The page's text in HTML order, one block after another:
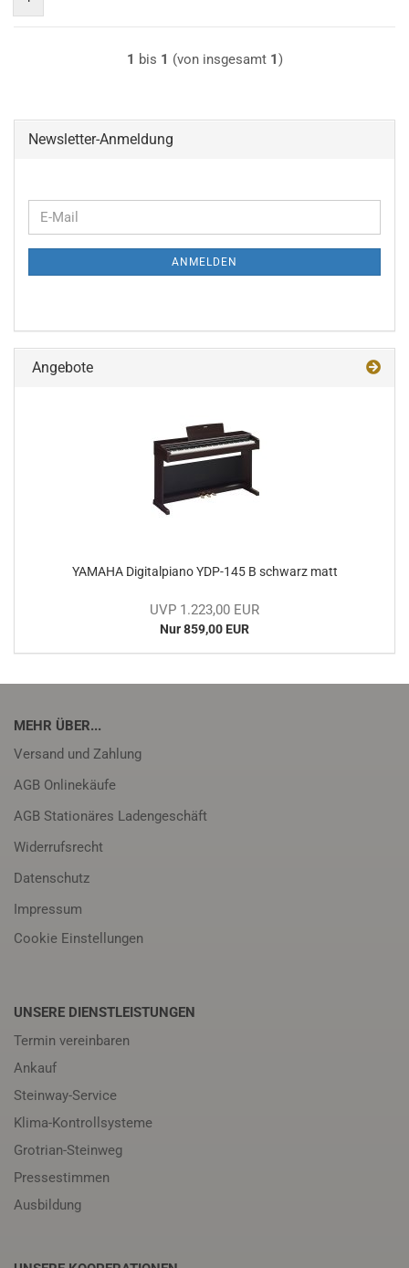
1 bis 1 (von insgesamt 1)
Newsletter-Anmeldung
WEITER
ZUR
NEWSLETTER-
E-
Mail
ANMELDEN
Angebote
YA­MA­HA Di­gi­tal­pia­no YDP-​145 B schwarz matt
UVP 1.223,00 EUR
Nur 859,00 EUR
MEHR ÜBER...
Versand und Zahlung
AGB Onlinekäufe
AGB Stationäres Ladengeschäft
Widerrufsrecht
Datenschutz
Impressum
Cookie Einstellungen
UNSERE DIENSTLEISTUNGEN
Termin vereinbaren
Ankauf
Steinway-Service
Klima-Kontrollsysteme
Grotrian-Steinweg
Pressestimmen
Ausbildung